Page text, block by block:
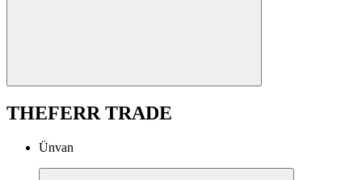
THEFERR TRADE
Ünvan